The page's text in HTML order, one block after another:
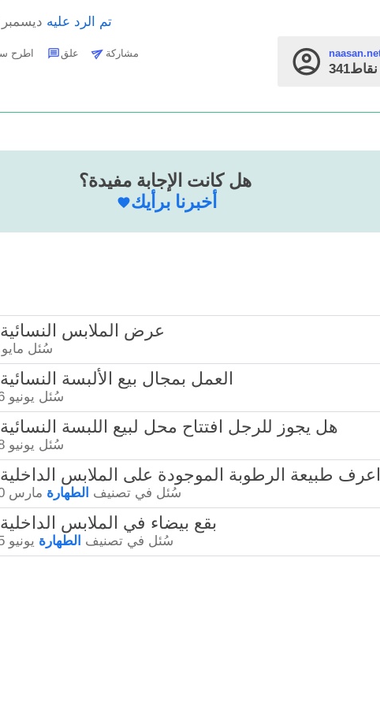
تم الرد عليه ديسمبر 7، 2022
نقاط
اطرح سؤالاً ذا صلة علق مشاركة
هل كانت الإجابة مفيدة؟
أخبرنا برأيك
14737 - عرض الملابس النسائية
سُئل مايو 4، 2022
16451 - العمل بمجال بيع الألبسة النسائية
سُئل يونيو 26، 2022
16419 - هل يجوز للرجل افتتاح محل لبيع اللبسة النسائية
سُئل يونيو 18، 2022
- كيف اعرف طبيعة الرطوبة الموجودة على الملابس الداخلية
سُئل في تصنيف الطهارة مارس 10، 2025
39737 - بقع بيضاء في الملابس الداخلية
سُئل في تصنيف الطهارة يونيو 25، 2024